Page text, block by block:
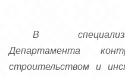
В
Департамента
строительством и